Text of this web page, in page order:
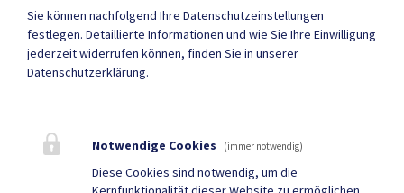
Parteienverkehr
Heute , Geschlossen
Quicklinks
Sie können nachfolgend Ihre Datenschutzeinstellungen
festlegen. Detaillierte Informationen und wie Sie Ihre Einwilligung
jederzeit widerrufen können, finden Sie in unserer
Datenschutzerklärung.
Notwendige Cookies (immer notwendig)
Diese Cookies sind notwendig, um die